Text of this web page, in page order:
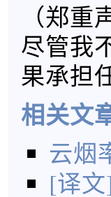
（郑
尽管我
果承担
相关文
云烟
[译